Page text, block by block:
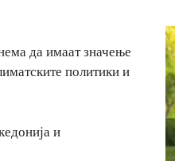
да имаат значење
политики и
и